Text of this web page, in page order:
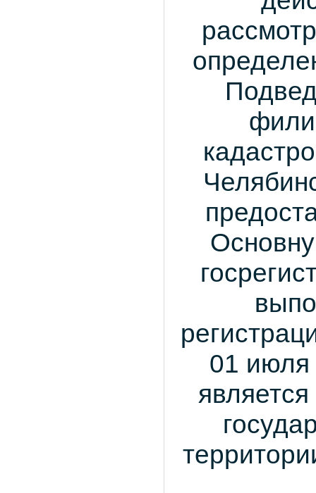
01 июля